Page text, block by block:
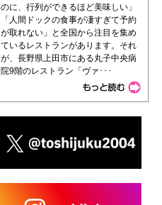
のに、行列ができるほど美味しい」
「人間ドックの食事が凄すぎて予約
が取れない」と全国から注目を集め
ているレストランがあります。それ
が、長野県上田市にある丸子中央病
院9階のレストラン「ヴァ･･･